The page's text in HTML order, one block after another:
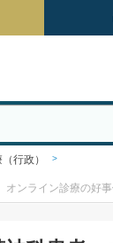
行政）
オンライン診療の好